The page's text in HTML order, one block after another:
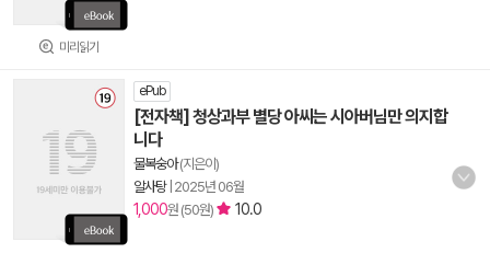
미리읽기
ePub
[전자책] 청상과부 별당 아씨는 시아버님만 의지합
니다
물복숭아(지은이)
알사탕| 2025년 06월
1,000원 (50원) 10.0